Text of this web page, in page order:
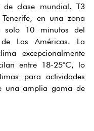
de clase mundial. T3
en una zona
solo 10 minutos del
Las Américas. La
excepcionalmente
entre 18-25°C, lo
para actividades
una amplia gama de